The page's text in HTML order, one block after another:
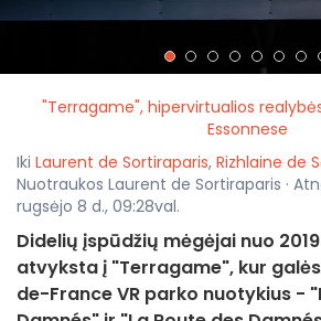
"Terragame", hipervirtualios
Essonnese
Iki Laurent de Sortiraparis, Rizhlaine de
Nuotraukos Laurent de Sortiraparis ·
rugsėjo 8 d., 09:28val.
Didelių įspūdžių mėgėjai nuo
atvyksta į "Terragame", kur
de-France VR parko nuotykius -